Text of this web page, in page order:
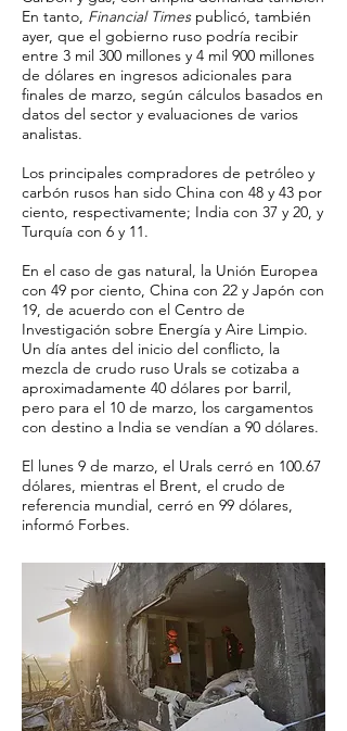
En tanto, Financial Timespublicó, también
ayer, que el gobierno ruso podría recibir
entre 3 mil 300 millones y 4 mil 900 millones
de dólares en ingresos adicionales para
finales de marzo, según cálculos basados en
datos del sector y evaluaciones de varios
analistas.
Los principales compradores de petróleo y
carbón rusos han sido China con 48 y 43 por
ciento, respectivamente; India con 37 y 20, y
Turquía con 6 y 11.
En el caso de gas natural, la Unión Europea
con 49 por ciento, China con 22 y Japón con
19, de acuerdo con el Centro de
Investigación sobre Energía y Aire Limpio.
Un día antes del inicio del conflicto, la
mezcla de crudo ruso Urals se cotizaba a
aproximadamente 40 dólares por barril,
pero para el 10 de marzo, los cargamentos
con destino a India se vendían a 90 dólares.
El lunes 9 de marzo, el Urals cerró en 100.67
dólares, mientras el Brent, el crudo de
referencia mundial, cerró en 99 dólares,
informó Forbes.